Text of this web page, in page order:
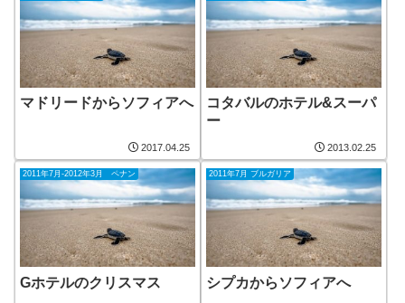
マドリードからソフィアへ
2017.04.25
コタバルのホテル&スーパ
ー
2013.02.25
2011年7月-2012年3月 ペナン
Gホテルのクリスマス
2011年7月 ブルガリア
シプカからソフィアへ